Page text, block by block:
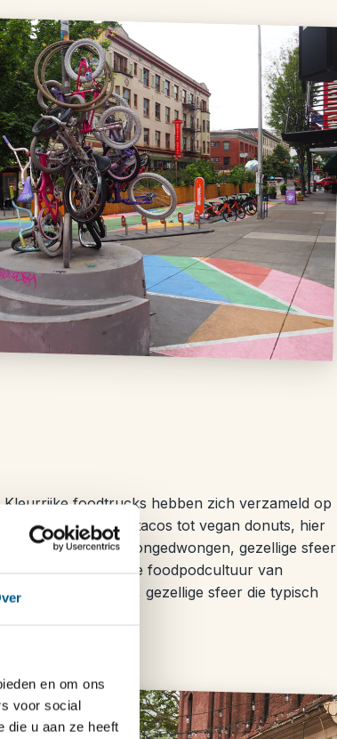
en om ons
voor social
die u aan ze heeft
foodtrucks hebben zich verzameld op
tegen. Van fusion tacos tot vegan donuts, hier
en geniet van een ongedwongen, gezellige sfeer
je de stad en de foodpodcultuur van
een ongedwongen, gezellige sfeer die typisch